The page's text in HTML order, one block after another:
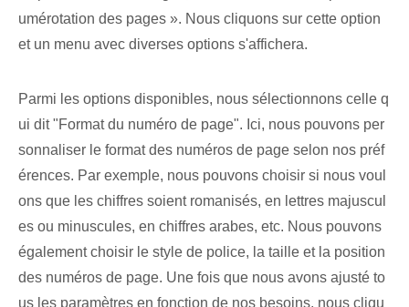
umérotation des pages ». Nous cliquons sur cette option
et un menu avec diverses options s'affichera.
Parmi les options disponibles, nous sélectionnons celle q
ui dit "Format du numéro de page". Ici, nous pouvons per
sonnaliser le format des numéros de page selon nos préf
érences. Par exemple, nous pouvons choisir si nous voul
ons que les chiffres soient romanisés, en lettres majuscul
es ou minuscules, en chiffres arabes, etc. Nous pouvons
également choisir le style de police, la taille et la position
des numéros de page. Une fois que nous avons ajusté to
us les paramètres en fonction de nos besoins, nous cliqu